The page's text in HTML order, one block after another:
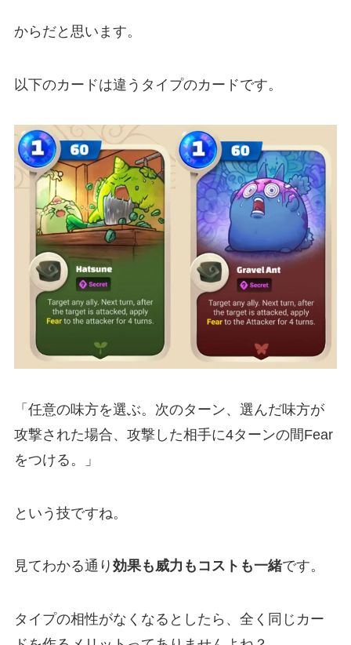
からだと思います。
以下のカードは違うタイプのカードです。
「任意の味方を選ぶ。次のターン、選んだ味方が
攻撃された場合、攻撃した相手に4ターンの間Fear
をつける。」
という技ですね。
見てわかる通り 効果も威力もコストも一緒です。
タイプの相性がなくなるとしたら、全く同じカー